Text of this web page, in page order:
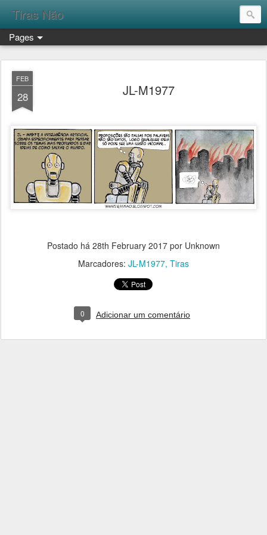
Tiras Não
Pages
FEB
28 JL-M1977
Postado há 28th February 2017 por Unknown
Marcadores: JL-M1977 Tiras
0 Adicionar um comentário